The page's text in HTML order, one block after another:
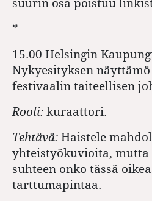
*
15.00 Helsingin
Nykyesityksen
festivaalin taiteellisen
Rooli: kuraattori.
Tehtävä: Haistele
yhteistyökuvioita, mutta
suhteen onko tässä
tarttumapintaa.